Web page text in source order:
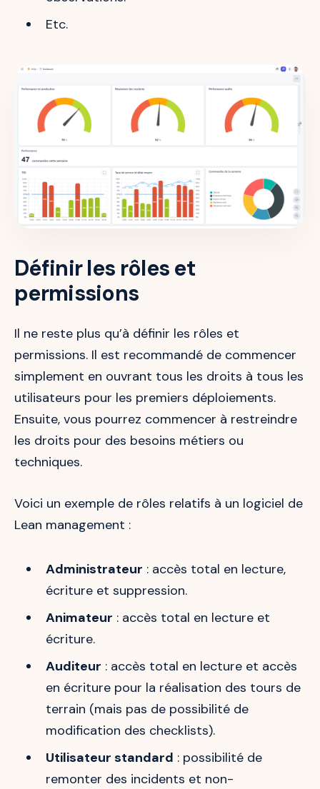
Etc.
Définir les rôles et
permissions
Il ne reste plus qu’à définir les rôles et
permissions. Il est recommandé de commencer
simplement en ouvrant tous les droits à tous les
utilisateurs pour les premiers déploiements.
Ensuite, vous pourrez commencer à restreindre
les droits pour des besoins métiers ou
techniques.
Voici un exemple de rôles relatifs à un logiciel de
Lean management :
Administrateur : accès total en lecture,
écriture et suppression.
Animateur : accès total en lecture et
écriture.
Auditeur : accès total en lecture et accès
en écriture pour la réalisation des tours de
terrain (mais pas de possibilité de
modification des checklists).
Utilisateur standard : possibilité de
remonter des incidents et non-